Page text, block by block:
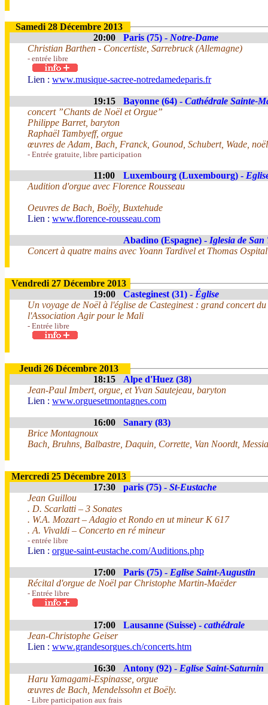
Samedi 28 Décembre 2013
20:00
Paris (75) - Notre-Dame
Christian Barthen - Concertiste, Sarrebruck (Allemagne)
- entrée libre
Lien : www.musique-sacree-notredamedeparis.fr
19:15 Bayonne (64) - Cathédrale Sainte-
concert ”Chants de Noël et Orgue”
Philippe Barret, baryton
Raphaël Tambyeff, orgue
œuvres de Adam, Bach, Franck, Gounod, Schubert, Wade,
- Entrée gratuite, libre participation
11:00 Luxembourg (Luxembourg) -
Audition d'orgue avec Florence Rousseau
Oeuvres de Bach, Boëly, Buxtehude
Lien : www.florence-rousseau.com
Abadino (Espagne) - Iglesia de San
Concert à quatre mains avec Yoann Tardivel et Thomas Ospital
Vendredi 27 Décembre 2013
19:00
Casteginest (31) - Église
Un voyage de Noël à l'église de Casteginest : grand concert
l'Association Agir pour le Mali
- Entrée libre
Jeudi 26 Décembre 2013
18:15
Alpe d'Huez (38)
Jean-Paul Imbert, orgue, et Yvan Sautejeau, baryton
Lien : www.orguesetmontagnes.com
16:00
Sanary (83)
Brice Montagnoux
Bach, Bruhns, Balbastre, Daquin, Corrette, Van Noordt,
Mercredi 25 Décembre 2013
17:30
paris (75) - St-Eustache
Jean Guillou
. D. Scarlatti – 3 Sonates
. W.A. Mozart – Adagio et Rondo en ut mineur K 617
. A. Vivaldi – Concerto en ré mineur
- entrée libre
Lien : orgue-saint-eustache.com/Auditions.php
17:00 Paris (75) - Eglise Saint-Augustin
Récital d'orgue de Noël par Christophe Martin-Maëder
- Entrée libre
17:00 Lausanne (Suisse) - cathédrale
Jean-Christophe Geiser
Lien : www.grandesorgues.ch/concerts.htm
16:30 Antony (92) - Eglise Saint-Saturnin
Haru Yamagami-Espinasse, orgue
œuvres de Bach, Mendelssohn et Boëly.
- Libre participation aux frais